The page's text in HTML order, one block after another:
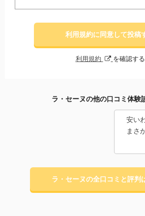
利用規約に同意して投稿
利用規約 を確認する
ラ・セーヌの他の口コミ体験
安い
まさ
ラ・セーヌの全口コミと評判